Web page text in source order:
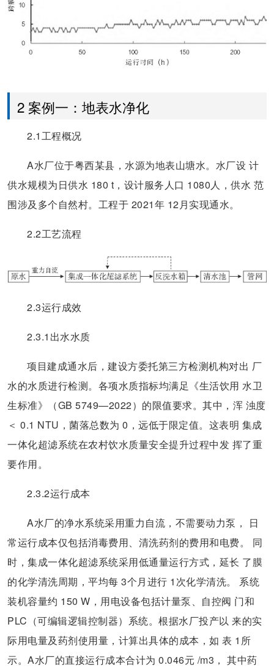
2 案例一：地表水净化
2.1工程概况
A水厂位于粤西某县，水源为地表山塘水。水厂设 计
供水规模为日供水 180 t，设计服务人口 1080人，供水 范
围涉及多个自然村。工程于 2021年 12月实现通水。
2.2工艺流程
2.3运行成效
2.3.1出水水质
项目建成通水后，建设方委托第三方检测机构对出 厂
水的水质进行检测。各项水质指标均满足《生活饮用 水卫
生标准》（GB 5749—2022）的限值要求。其中，浑 浊度
＜ 0.1 NTU，菌落总数为 0，远低于限定值。这表明 集成
一体化超滤系统在农村饮水质量安全提升过程中发 挥了重
要作用。
2.3.2运行成本
A水厂的净水系统采用重力自流，不需要动力泵， 日
常运行成本仅包括消毒费用、清洗药剂的费用和电费。 同
时，集成一体化超滤系统采用低通量运行方式，延长 了膜
的化学清洗周期，平均每 3个月进行 1次化学清洗。 系统
装机容量约 150 W，用电设备包括计量泵、自控阀 门和
PLC（可编辑逻辑控制器）系统。根据水厂投产以 来的实
际用电量及药剂使用量，计算出具体的成本，如 表 1所
示。A水厂的直接运行成本合计为 0.046元 /m3， 其中药